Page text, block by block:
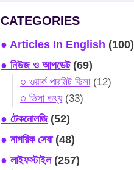
CATEGORIES
● Articles In English (100)
● নিউজ ও আপডেট(69)
○ ওয়ার্ক পারমিট ভিসা(12)
○ ভিসা তথ্য(33)
● টেকনোলজি(52)
● নাগরিক সেবা(48)
● লাইফস্টাইল(257)